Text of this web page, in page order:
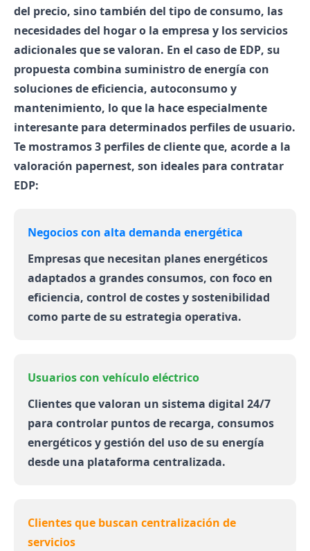
del precio, sino también del tipo de consumo, las
necesidades del hogar o la empresa y los servicios
adicionales que se valoran. En el caso de EDP, su
propuesta combina suministro de energía con
soluciones deeficiencia, autoconsumo y
mantenimiento, lo que la hace especialmente
interesante para determinados perfiles de usuario.
Te mostramos3 perfiles de clienteque, acorde a la
valoración papernest, son ideales para contratar
EDP:
Negocios con alta demanda energética
Empresas que necesitan planes energéticos
adaptados a grandes consumos, con foco en
eficiencia, control de costes y sostenibilidad
como parte de su estrategia operativa.
Usuarios con vehículo eléctrico
Clientes que valoran un sistema digital 24/7
para controlar puntos de recarga, consumos
energéticos y gestión del uso de su energía
desde una plataforma centralizada.
Clientes que buscan centralización de
servicios